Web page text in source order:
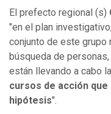
El prefecto regional (s)
"en el plan
conjunto de este
búsqueda de
están llevando a cabo
cursos de acción
hipótesis".